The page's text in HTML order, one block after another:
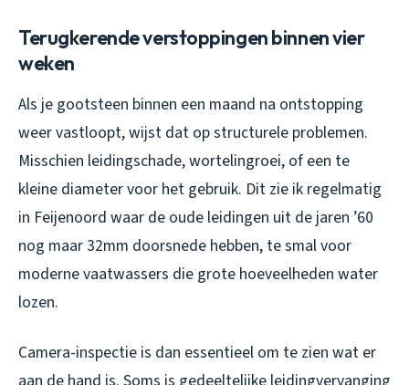
Terugkerende verstoppingen binnen vier
weken
Als je gootsteen binnen een maand na ontstopping
weer vastloopt, wijst dat op structurele problemen.
Misschien leidingschade, wortelingroei, of een te
kleine diameter voor het gebruik. Dit zie ik regelmatig
in Feijenoord waar de oude leidingen uit de jaren ’60
nog maar 32mm doorsnede hebben, te smal voor
moderne vaatwassers die grote hoeveelheden water
lozen.
Camera-inspectie is dan essentieel om te zien wat er